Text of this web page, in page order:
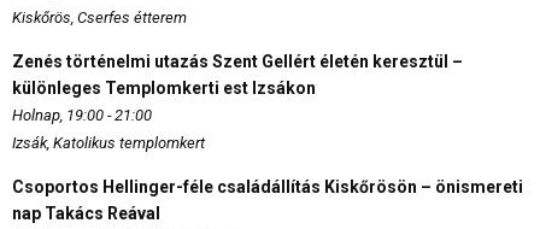
Kiskőrös, Cserfes étterem
Zenés történelmi utazás Szent Gellért életén keresztül –
különleges Templomkerti est Izsákon
Holnap, 19:00 - 21:00
Izsák, Katolikus templomkert
Csoportos Hellinger-féle családállítás Kiskőrösön – önismereti
nap Takács Reával